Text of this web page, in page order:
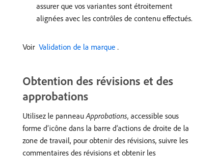
assurer que vos variantes sont étroitement
alignées avec les contrôles de contenu effectués.
Voir ​ Validation de la marque ​ .
Obtention des révisions et des
approbations
Utilisez le panneau Approbations, accessible sous
forme d’icône dans la barre d’actions de droite de la
zone de travail, pour obtenir des révisions, suivre les
commentaires des révisions et obtenir les